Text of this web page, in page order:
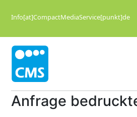
InhaltInfo[at]CompactMediaService[punkt]de
Anfrage